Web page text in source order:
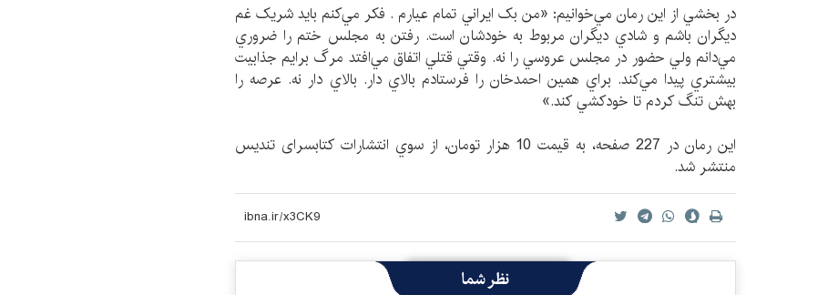
در بخشي از اين رمان مي‌خوانيم: «من بک ايراني تمام عيارم . فکر مي‌کنم بايد شريک غم
ديگران باشم و شادي ديگران مربوط به خودشان است. رفتن به مجلس ختم را ضروري
مي‌دانم ولي حضور در مجلس عروسي را نه. وقتي قتلي اتفاق مي‌افتد مرگ برايم جذابيت
بيشتري پيدا مي‌کند. براي همين احمدخان را فرستادم بالاي دار. بالاي دار نه. عرصه را
بهش تنگ کردم تا خودکشي کند.»
این رمان در 227 صفحه، به قيمت 10 هزار تومان، از سوي انتشارات کتابسرای تندیس
منتشر شد.
نظر شما